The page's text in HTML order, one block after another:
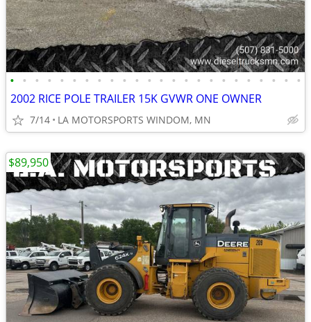
• • • • • • • • • • • • • • • • • • • • • • • •
2002 RICE POLE TRAILER 15K GVWR ONE OWNER
7/14 LA MOTORSPORTS WINDOM, MN
$89,950